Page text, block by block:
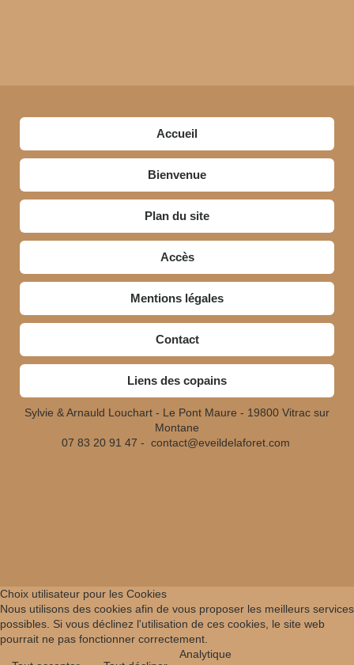
Accueil
Bienvenue
Plan du site
Accès
Mentions légales
Contact
Liens des copains
Sylvie & Arnauld Louchart - Le Pont Maure - 19800 Vitrac sur
Montane
07 83 20 91 47 - contact@eveildelaforet.com
Choix utilisateur pour les Cookies
Nous utilisons des cookies afin de vous proposer les meilleurs services
possibles. Si vous déclinez l'utilisation de ces cookies, le site web
pourrait ne pas fonctionner correctement.
Analytique